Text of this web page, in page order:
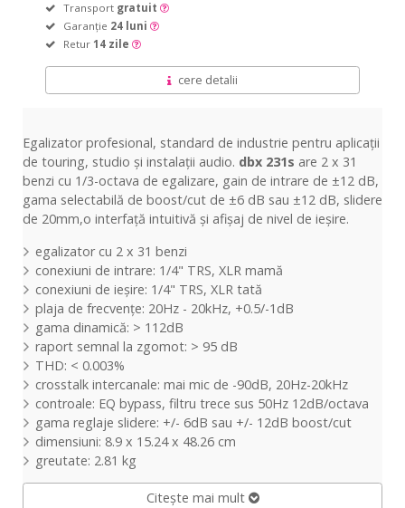
Transport gratuit
Garanție 24 luni
Retur 14 zile
cere detalii
Egalizator profesional, standard de industrie pentru aplicații
de touring, studio și instalații audio. dbx 231s are 2 x 31
benzi cu 1/3-octava de egalizare, gain de intrare de ±12 dB,
gama selectabilă de boost/cut de ±6 dB sau ±12 dB, slidere
de 20mm,o interfață intuitivă și afișaj de nivel de ieșire.
egalizator cu 2 x 31 benzi
conexiuni de intrare: 1/4" TRS, XLR mamă
conexiuni de ieșire: 1/4" TRS, XLR tată
plaja de frecvențe: 20Hz - 20kHz, +0.5/-1dB
gama dinamică: > 112dB
raport semnal la zgomot: > 95 dB
THD: < 0.003%
crosstalk intercanale: mai mic de -90dB, 20Hz-20kHz
controale: EQ bypass, filtru trece sus 50Hz 12dB/octava
gama reglaje slidere: +/- 6dB sau +/- 12dB boost/cut
dimensiuni: 8.9 x 15.24 x 48.26 cm
greutate: 2.81 kg
Citește mai mult